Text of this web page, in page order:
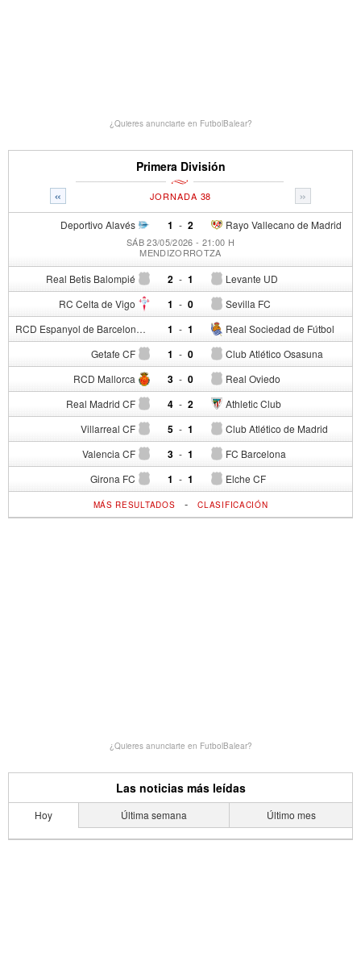
¿Quieres anunciarte en FutbolBalear?
Primera División
« »
JORNADA 38
Deportivo Alavés 1 - Rayo Vallecano de Madrid
2
SÁB 23/05/2026 - 21:00 H
MENDIZORROTZA
Real Betis Balompié 2 - Levante UD
1
RC Celta de Vigo 1 - Sevilla FC
0
RCD Espanyol de Barcelona 1 - Real Sociedad de Fútbol
1
Getafe CF 1 - Club Atlético Osasuna
0
RCD Mallorca 3 - Real Oviedo
0
Real Madrid CF 4 - Athletic Club
2
Villarreal CF 5 - Club Atlético de Madrid
1
Valencia CF 3 - FC Barcelona
1
Girona FC 1 - Elche CF
1
MÁS RESULTADOS -CLASIFICACIÓN
¿Quieres anunciarte en FutbolBalear?
Las noticias más leídas
Hoy Última semana Último mes